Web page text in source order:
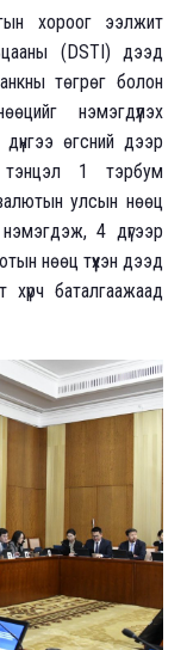
хороог ээлжит
(DSTI) дээд
төгрөг болон
нэмэгдүүлэх
өгсний дээр
тэнцэл 1 тэрбум
улсын нөөц
4 дүгээр
нөөц түүхэн дээд
баталгаажаад